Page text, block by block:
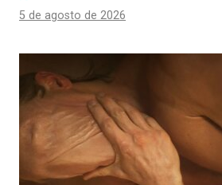
5 de agosto de 2026